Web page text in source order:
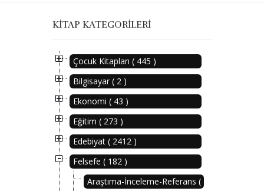
KITAP KATEGORILERI
Çocuk Kitapları ( 445 )
Bilgisayar ( 2 )
Ekonomi ( 43 )
Eğitim ( 273 )
Edebiyat ( 2412 )
Felsefe ( 182 )
Araştıma-İnceleme-Referans ( 16 )